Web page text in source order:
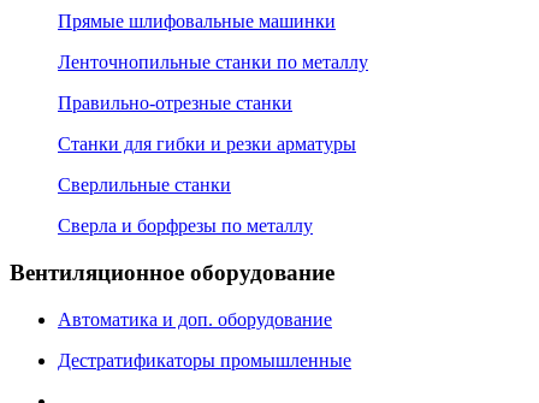
Прямые шлифовальные машинки
Ленточнопильные станки по металлу
Правильно-отрезные станки
Станки для гибки и резки арматуры
Сверлильные станки
Сверла и борфрезы по металлу
Вентиляционное оборудование
Автоматика и доп. оборудование
Дестратификаторы промышленные